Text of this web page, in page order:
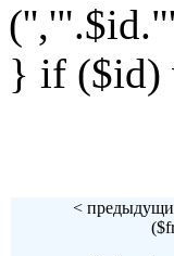
} if ($id)
<